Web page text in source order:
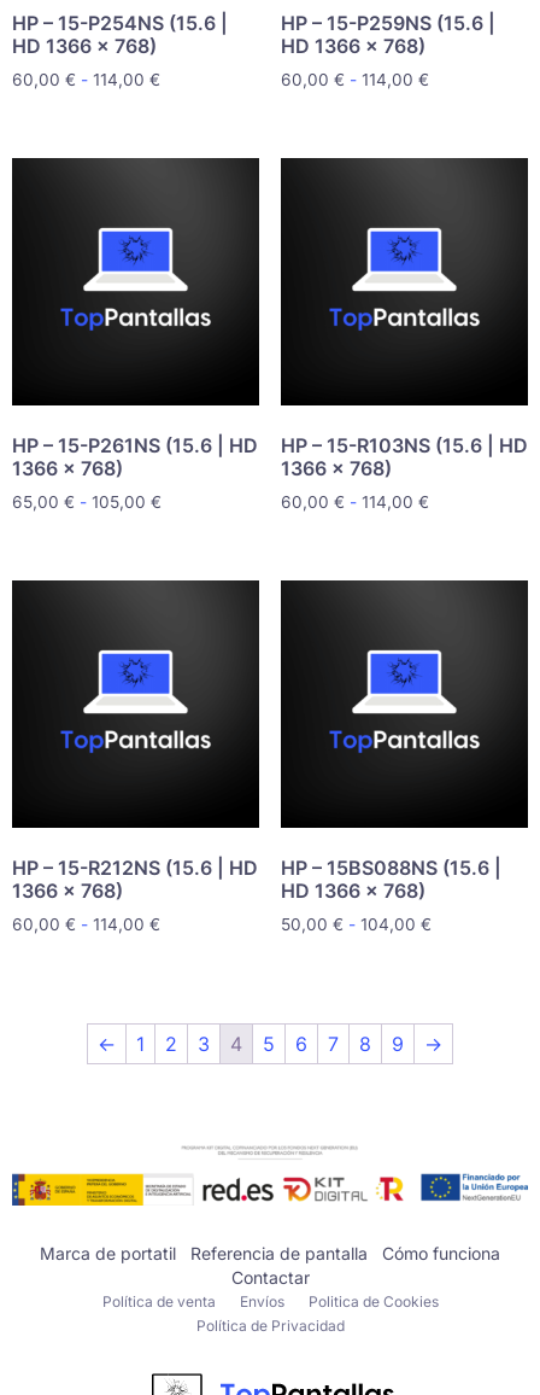
HP – 15-P254NS (15.6 |
HD 1366 x 768)
60,00 € - 114,00 €
HP – 15-P259NS (15.6 |
HD 1366 x 768)
60,00 € - 114,00 €
HP – 15-P261NS (15.6 | HD
1366 x 768)
65,00 € - 105,00 €
HP – 15-R103NS (15.6 | HD
1366 x 768)
60,00 € - 114,00 €
HP – 15-R212NS (15.6 | HD
1366 x 768)
60,00 € - 114,00 €
HP – 15BS088NS (15.6 |
HD 1366 x 768)
50,00 € - 104,00 €
← 1 2 3 4 5 6 7 8 9 →
Marca de portatil Referencia de pantalla
Cómo funciona
Contactar
Política de venta Envíos
Politica de Cookies
Política de Privacidad